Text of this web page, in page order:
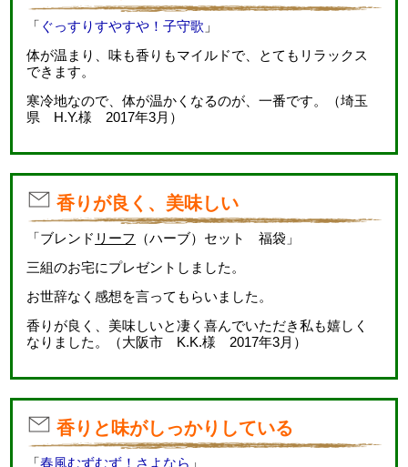
「 ぐっすりすやすや！子守歌 」
体が温まり、味も香りもマイルドで、とてもリラックス
できます。
寒冷地なので、体が温かくなるのが、一番です。（埼玉
県 H.Y.様 2017年3月）
香りが良く、美味しい
「ブレンド リーフ
（ハーブ）セット 福袋」
三組のお宅にプレゼントしました。
お世辞なく感想を言ってもらいました。
香りが良く、美味しいと凄く喜んでいただき私も嬉しく
なりました。（大阪市 K.K.様 2017年3月）
香りと味がしっかりしている
「春風むずむず！さよなら 」